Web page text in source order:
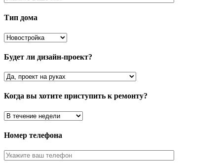
Тип дома
Будет ли дизайн-проект?
Когда вы хотите приступить к ремонту?
Номер телефона